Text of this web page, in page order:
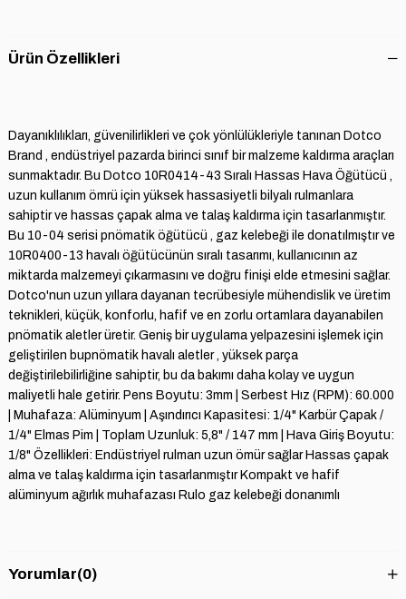
Ürün Özellikleri
Dayanıklılıkları, güvenilirlikleri ve çok yönlülükleriyle tanınan Dotco
Brand , endüstriyel pazarda birinci sınıf bir malzeme kaldırma araçları
sunmaktadır. Bu Dotco 10R0414-43 Sıralı Hassas Hava Öğütücü ,
uzun kullanım ömrü için yüksek hassasiyetli bilyalı rulmanlara
sahiptir ve hassas çapak alma ve talaş kaldırma için tasarlanmıştır.
Bu 10-04 serisi pnömatik öğütücü , gaz kelebeği ile donatılmıştır ve
10R0400-13 havalı öğütücünün sıralı tasarımı, kullanıcının az
miktarda malzemeyi çıkarmasını ve doğru finişi elde etmesini sağlar.
Dotco'nun uzun yıllara dayanan tecrübesiyle mühendislik ve üretim
teknikleri, küçük, konforlu, hafif ve en zorlu ortamlara dayanabilen
pnömatik aletler üretir. Geniş bir uygulama yelpazesini işlemek için
geliştirilen bupnömatik havalı aletler , yüksek parça
değiştirilebilirliğine sahiptir, bu da bakımı daha kolay ve uygun
maliyetli hale getirir. Pens Boyutu: 3mm | Serbest Hız (RPM): 60.000
| Muhafaza: Alüminyum | Aşındırıcı Kapasitesi: 1/4" Karbür Çapak /
1/4" Elmas Pim | Toplam Uzunluk: 5,8" / 147 mm | Hava Giriş Boyutu:
1/8" Özellikleri: Endüstriyel rulman uzun ömür sağlar Hassas çapak
alma ve talaş kaldırma için tasarlanmıştır Kompakt ve hafif
alüminyum ağırlık muhafazası Rulo gaz kelebeği donanımlı
Yorumlar(0)